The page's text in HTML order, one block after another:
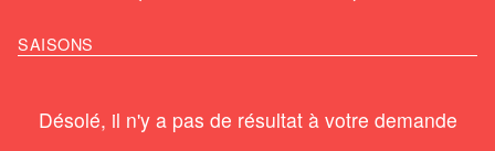
L'ATHÉNÉE
SAISONS
Désolé, il n'y a pas de résultat à votre demande